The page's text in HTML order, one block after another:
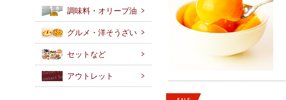
調味料・オリーブ油
グルメ・洋そうざい
セットなど
アウトレット